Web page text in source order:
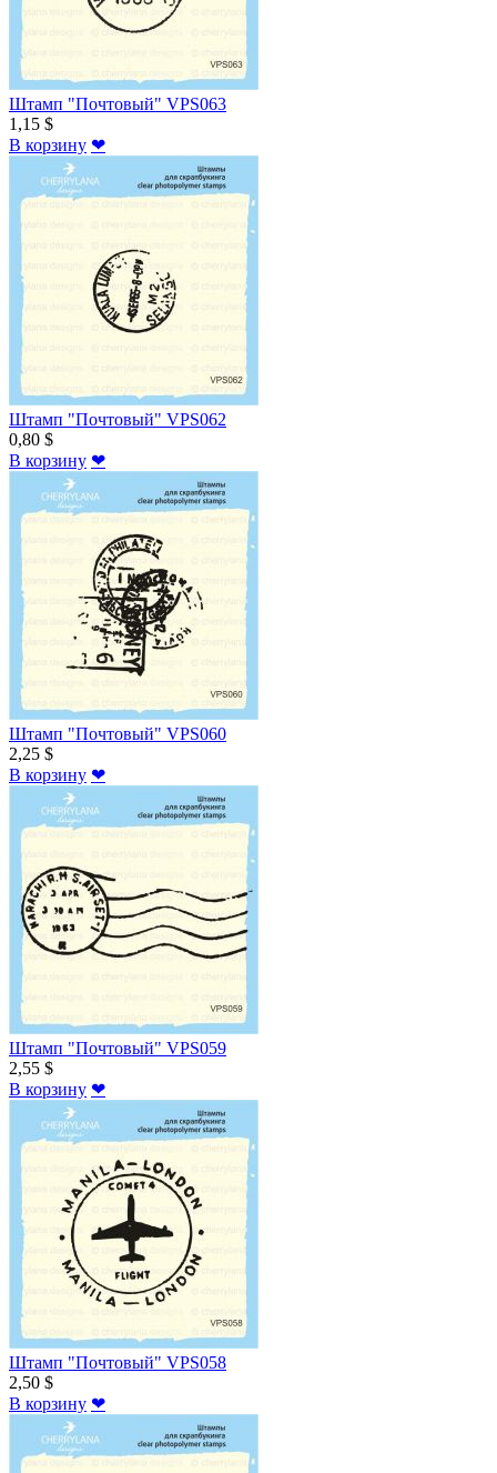
Штамп "Почтовый" VPS063
1,15 $
В корзину ❤
Штамп "Почтовый" VPS062
0,80 $
В корзину ❤
Штамп "Почтовый" VPS060
2,25 $
В корзину ❤
Штамп "Почтовый" VPS059
2,55 $
В корзину ❤
Штамп "Почтовый" VPS058
2,50 $
В корзину ❤